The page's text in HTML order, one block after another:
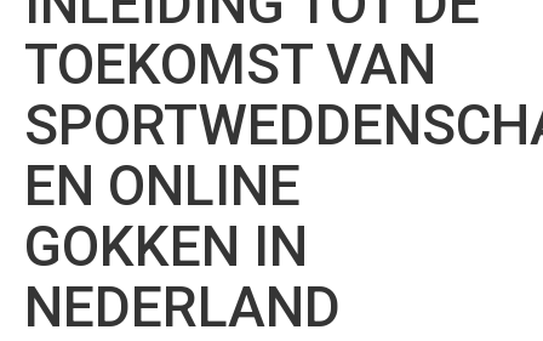
TOEKOMST VAN
EN ONLINE
GOKKEN IN
NEDERLAND